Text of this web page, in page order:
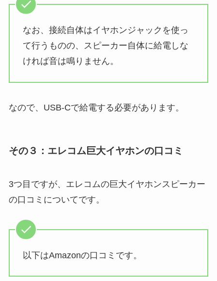
なお、接続自体はイヤホンジャックを使っ
て行うものの、スピーカー自体に給電しな
ければ音は鳴りません。
なので、USB-Cで給電する必要があります。
その３：エレコム巨大イヤホンの口コミ
3つ目ですが、エレコムの巨大イヤホンスピーカー
の口コミについてです。
以下はAmazonの口コミです。